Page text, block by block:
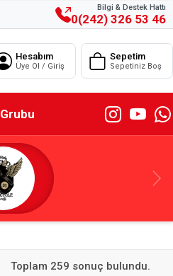
Bilgi & Destek Hattı
0(242) 326 53 46
Hesabım
Üye Ol / Giriş
Sepetim
Sepetiniz Boş
Toplam 259 sonuç bulundu.